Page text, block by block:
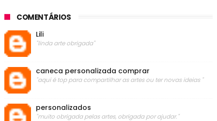
COMENTÁRIOS
Lili
"linda arte obrigada"
caneca personalizada comprar
"aqui é top para compartilhar as artes ou ter novas ideias "
personalizados
"muito obrigada pelas artes, obrigada por ajudar."